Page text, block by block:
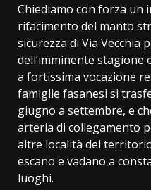
Chiediamo con forza un
rifacimento del manto
sicurezza di Via Vecchia
dell’imminente stagione
a fortissima vocazione
famiglie fasanesi si
giugno a settembre, e
arteria di collegamento
altre località del
escano e vadano a
luoghi.